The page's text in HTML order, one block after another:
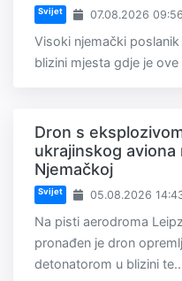
Svijet 07.08.2026 09:56
Visoki njemački
blizini mjesta gdje je
Dron s
ukrajinskog aviona
Njemačkoj
Svijet 05.08.2026
Na pisti aerodroma
pronađen je dron
detonatorom u blizini